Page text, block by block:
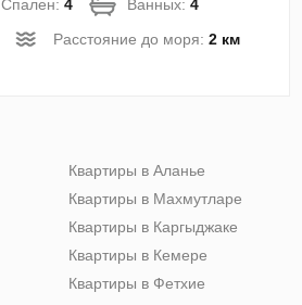
Спален:4 Ванных:4
Расстояние до моря:2 км
Квартиры в Аланье
Квартиры в Махмутларе
Квартиры в Каргыджаке
Квартиры в Кемере
Квартиры в Фетхие